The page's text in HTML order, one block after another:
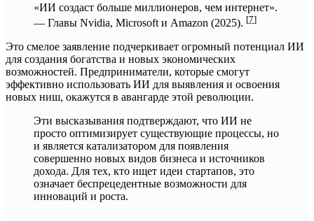
«ИИ создаст больше миллионеров, чем интернет».
— Главы Nvidia, Microsoft и Amazon (2025). [7]
Это смелое заявление подчеркивает огромный потенциал ИИ
для создания богатства и новых экономических
возможностей. Предприниматели, которые смогут
эффективно использовать ИИ для выявления и освоения
новых ниш, окажутся в авангарде этой революции.
Эти высказывания подтверждают, что ИИ не
просто оптимизирует существующие процессы, но
и является катализатором для появления
совершенно новых видов бизнеса и источников
дохода. Для тех, кто ищет идеи стартапов, это
означает беспрецедентные возможности для
инноваций и роста.